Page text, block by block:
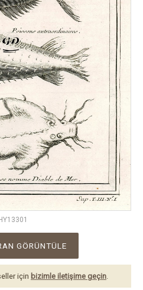
GÖRÜNTÜLE
için bizimle iletişime geçin